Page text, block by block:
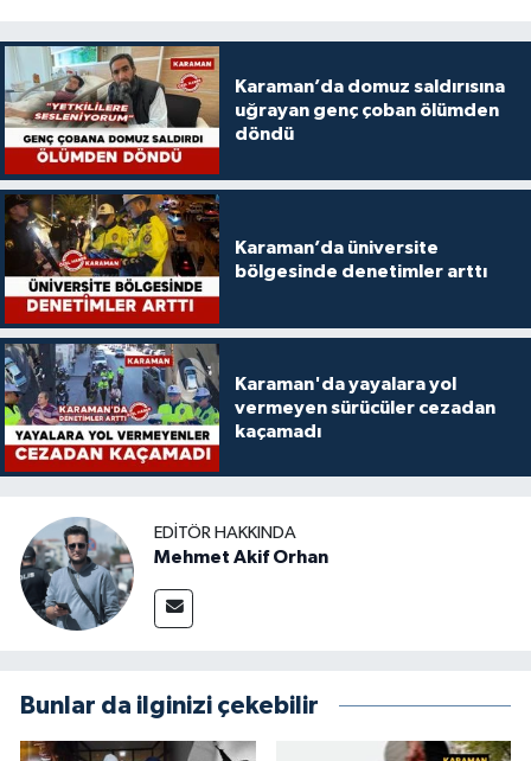
Karaman’da domuz saldırısına
uğrayan genç çoban ölümden
döndü
Karaman’da üniversite
bölgesinde denetimler arttı
Karaman'da yayalara yol
vermeyen sürücüler cezadan
kaçamadı
EDITÖR HAKKINDA
Mehmet Akif Orhan
Bunlar da ilginizi çekebilir